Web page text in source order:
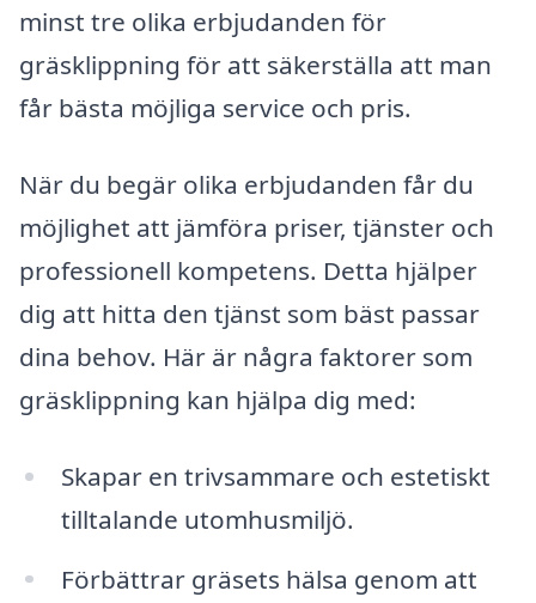
minst tre olika erbjudanden för
gräsklippning för att säkerställa att man
får bästa möjliga service och pris.
När du begär olika erbjudanden får du
möjlighet att jämföra priser, tjänster och
professionell kompetens. Detta hjälper
dig att hitta den tjänst som bäst passar
dina behov. Här är några faktorer som
gräsklippning kan hjälpa dig med:
Skapar en trivsammare och estetiskt
tilltalande utomhusmiljö.
Förbättrar gräsets hälsa genom att